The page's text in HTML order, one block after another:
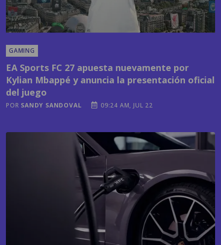
GAMING
Kylian Mbappé y anuncia la presentación oficial
del juego
PORSANDY SANDOVAL 09:24 AM, JUL 22